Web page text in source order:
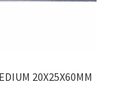
20X25X60MM